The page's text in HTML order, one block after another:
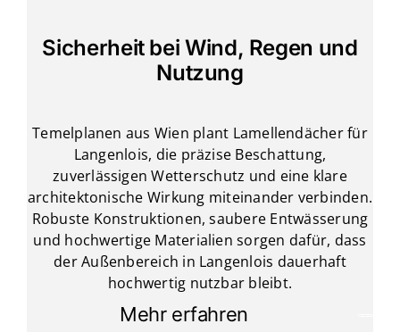
Sicherheit bei Wind, Regen und
Nutzung
Temelplanen aus Wien plant Lamellendächer für
Langenlois, die präzise Beschattung,
zuverlässigen Wetterschutz und eine klare
architektonische Wirkung miteinander verbinden.
Robuste Konstruktionen, saubere Entwässerung
und hochwertige Materialien sorgen dafür, dass
der Außenbereich in Langenlois dauerhaft
hochwertig nutzbar bleibt.
Mehr erfahren